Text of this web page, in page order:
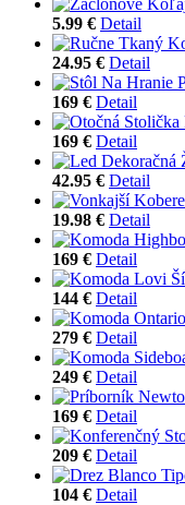
5.99 € Detail
24.95 € Detail
169 € Detail
169 € Detail
42.95 € Detail
19.98 € Detail
169 € Detail
144 € Detail
279 € Detail
249 € Detail
169 € Detail
209 € Detail
104 € Detail